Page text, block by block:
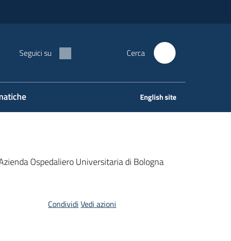
Seguici su Cerca
English site
Ospedaliero Universitaria di Bologna
Condividi Vedi azioni